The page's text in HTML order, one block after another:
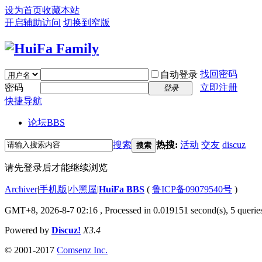
设为首页收藏本站
开启辅助访问 切换到窄版
自动登录 找回密码
密码
登录
立即注册
快捷导航
论坛BBS
搜索 搜索 热搜: 活动 交友 discuz
请先登录后才能继续浏览
Archiver|手机版|小黑屋|HuiFa BBS ( 鲁ICP备09079540号 )
GMT+8, 2026-8-7 02:16 , Processed in 0.019151 second(s), 5
Powered by Discuz! X3.4
© 2001-2017 Comsenz Inc.